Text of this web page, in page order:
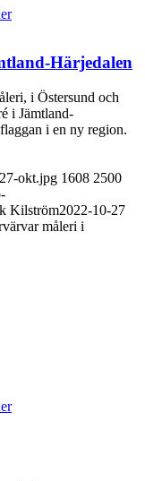
Härjedalen
i Östersund och
i Jämtland-
i en ny region.
okt.jpg 1608 2500
Kilström2022-10-27
måleri i